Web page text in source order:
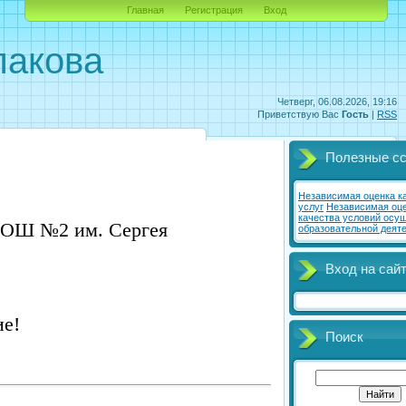
Четверг, 06.08.2026, 19:16
Приветствую Вас Гость | RSS
Главная Регистрация Вход
№2 им. Сергея
Полезные
Независимая оценка
услуг Независимая
качества условий
образовательной
Вход на сайт
Поиск